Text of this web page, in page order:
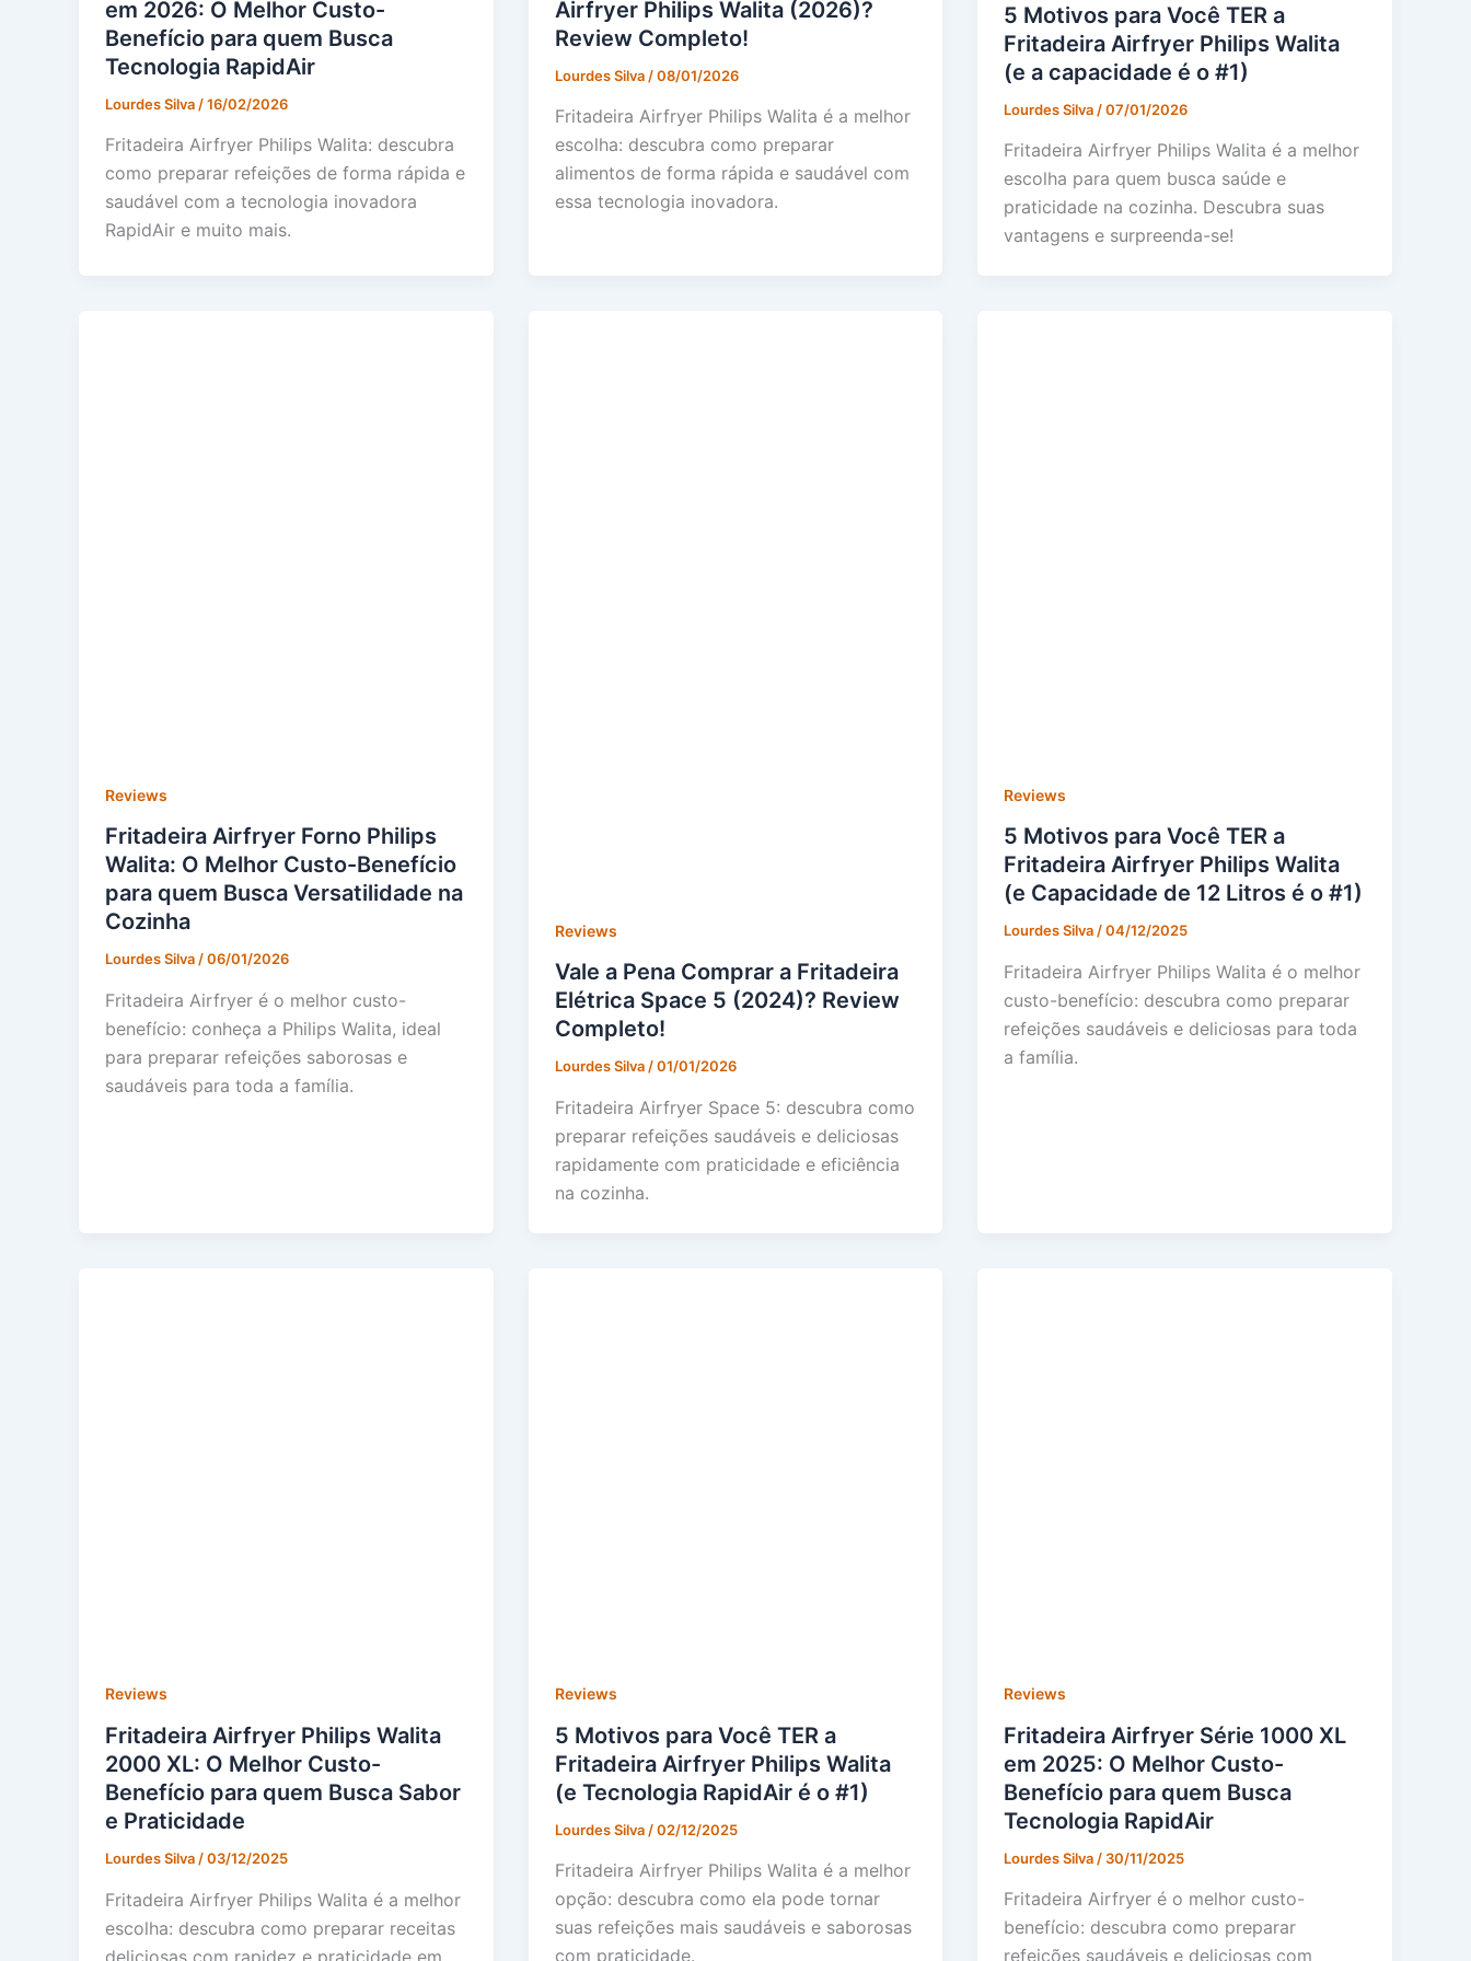
em 2026: O Melhor Custo-
Benefício para quem Busca
Tecnologia RapidAir
Lourdes Silva /16/02/2026
Fritadeira Airfryer Philips Walita: descubra
como preparar refeições de forma rápida e
saudável com a tecnologia inovadora
RapidAir e muito mais.
Airfryer Philips Walita (2026)?
Review Completo!
Lourdes Silva /08/01/2026
Fritadeira Airfryer Philips Walita é a melhor
escolha: descubra como preparar
alimentos de forma rápida e saudável com
essa tecnologia inovadora.
5 Motivos para Você TER a
Fritadeira Airfryer Philips Walita
(e a capacidade é o #1)
Lourdes Silva /07/01/2026
Fritadeira Airfryer Philips Walita é a melhor
escolha para quem busca saúde e
praticidade na cozinha. Descubra suas
vantagens e surpreenda-se!
Reviews
Fritadeira Airfryer Forno Philips
Walita: O Melhor Custo-Benefício
para quem Busca Versatilidade na
Cozinha
Lourdes Silva/06/01/2026
Fritadeira Airfryer é o melhor custo-
benefício: conheça a Philips Walita, ideal
para preparar refeições saborosas e
saudáveis para toda a família.
Reviews
Vale a Pena Comprar a Fritadeira
Elétrica Space 5 (2024)? Review
Completo!
Lourdes Silva/01/01/2026
Fritadeira Airfryer Space 5: descubra como
preparar refeições saudáveis e deliciosas
rapidamente com praticidade e eficiência
na cozinha.
Reviews
5 Motivos para Você TER a
Fritadeira Airfryer Philips Walita
(e Capacidade de 12 Litros é o #1)
Lourdes Silva/04/12/2025
Fritadeira Airfryer Philips Walita é o melhor
custo-benefício: descubra como preparar
refeições saudáveis e deliciosas para toda
a família.
Reviews
Fritadeira Airfryer Philips Walita
2000 XL: O Melhor Custo-
Benefício para quem Busca Sabor
e Praticidade
Lourdes Silva /03/12/2025
Fritadeira Airfryer Philips Walita é a melhor
escolha: descubra como preparar receitas
deliciosas com rapidez e praticidade em
Reviews
5 Motivos para Você TER a
Fritadeira Airfryer Philips Walita
(e Tecnologia RapidAir é o #1)
Lourdes Silva /02/12/2025
Fritadeira Airfryer Philips Walita é a melhor
opção: descubra como ela pode tornar
suas refeições mais saudáveis e saborosas
com praticidade.
Reviews
Fritadeira Airfryer Série 1000 XL
em 2025: O Melhor Custo-
Benefício para quem Busca
Tecnologia RapidAir
Lourdes Silva / 30/11/2025
Fritadeira Airfryer é o melhor custo-
benefício: descubra como preparar
refeições saudáveis e deliciosas com